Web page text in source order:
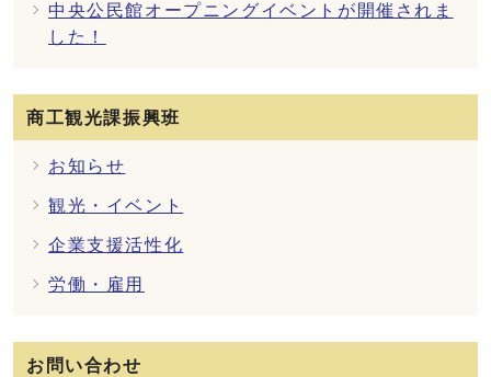
中央公民館オープニングイベントが開催されま
した！
商工観光課振興班
お知らせ
観光・イベント
企業支援活性化
労働・雇用
お問い合わせ